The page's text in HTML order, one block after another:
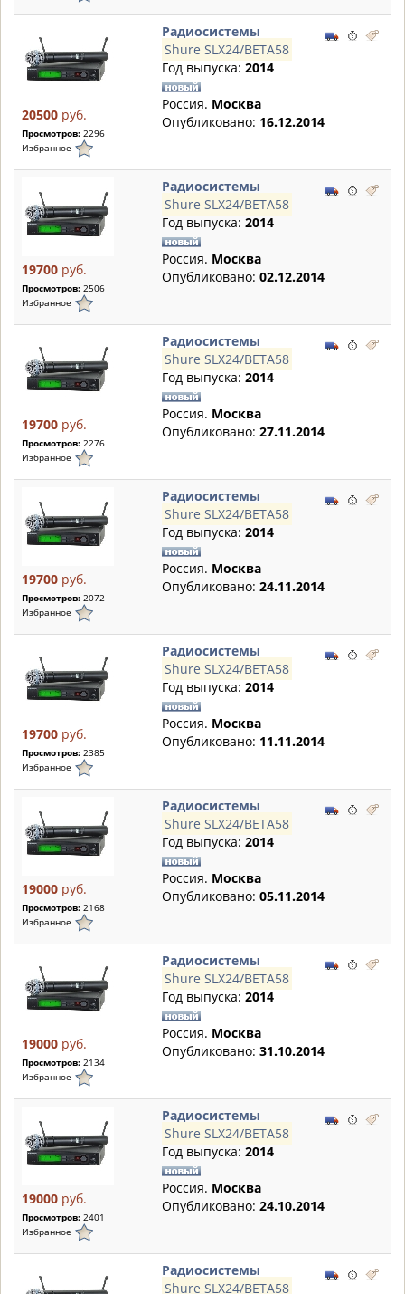
20500 руб.
Просмотров: 2296
Избранное
Радиосистемы
Shure SLX24/BETA58
Год выпуска: 2014
Россия. Москва
Опубликовано: 16.12.2014
19700 руб.
Просмотров: 2506
Избранное
Радиосистемы
Shure SLX24/BETA58
Год выпуска: 2014
Россия. Москва
Опубликовано: 02.12.2014
19700 руб.
Просмотров: 2276
Избранное
Радиосистемы
Shure SLX24/BETA58
Год выпуска: 2014
Россия. Москва
Опубликовано: 27.11.2014
19700 руб.
Просмотров: 2072
Избранное
Радиосистемы
Shure SLX24/BETA58
Год выпуска: 2014
Россия. Москва
Опубликовано: 24.11.2014
19700 руб.
Просмотров: 2385
Избранное
Радиосистемы
Shure SLX24/BETA58
Год выпуска: 2014
Россия. Москва
Опубликовано: 11.11.2014
19000 руб.
Просмотров: 2168
Избранное
Радиосистемы
Shure SLX24/BETA58
Год выпуска: 2014
Россия. Москва
Опубликовано: 05.11.2014
19000 руб.
Просмотров: 2134
Избранное
Радиосистемы
Shure SLX24/BETA58
Год выпуска: 2014
Россия. Москва
Опубликовано: 31.10.2014
19000 руб.
Просмотров: 2401
Избранное
Радиосистемы
Shure SLX24/BETA58
Год выпуска: 2014
Россия. Москва
Опубликовано: 24.10.2014
Радиосистемы
Shure SLX24/BETA58